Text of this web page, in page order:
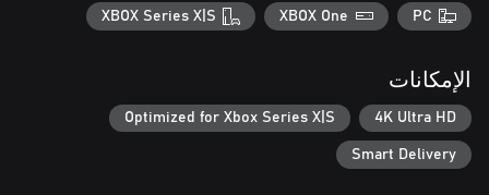
The weight of despair, rage, and loss will shake you to your core
*It's not necessary to play Fuga: Melodies of Steel to enjoy Fuga:
PC
XBOX One
XBOX Series X|S
الإمكانات
4K Ultra HD
Optimized for Xbox Series X|S
Smart Delivery